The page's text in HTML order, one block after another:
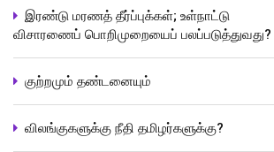
இரண்டு மரணத் தீர்ப்புக்கள்; உள்நாட்டு
விசாரணைப் பொறிமுறையைப் பலப்படுத்துவது?
குற்றமும் தண்டனையும்
விலங்குகளுக்கு நீதி தமிழர்களுக்கு?